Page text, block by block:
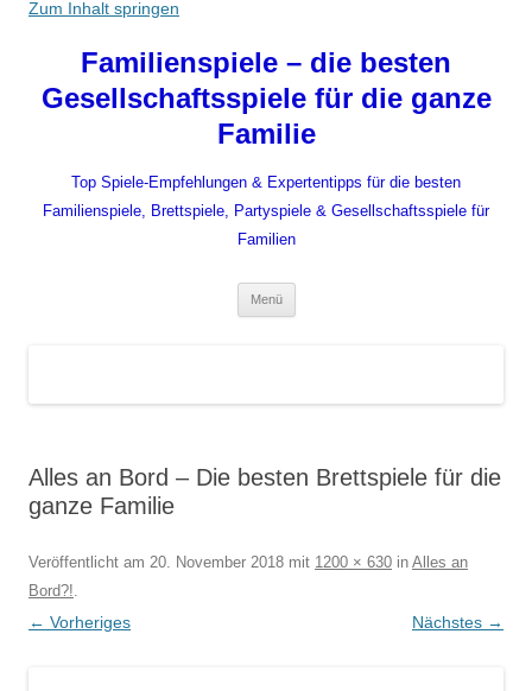
Zum Inhalt springen
Familienspiele – die besten
Gesellschaftsspiele für die ganze
Familie
Top Spiele-Empfehlungen & Expertentipps für die besten
Familienspiele, Brettspiele, Partyspiele & Gesellschaftsspiele für
Familien
Menü
Alles an Bord – Die besten Brettspiele für die
ganze Familie
Veröffentlicht am 20. November 2018 mit 1200 × 630 in Alles an
Bord?!.
← Vorheriges Nächstes →